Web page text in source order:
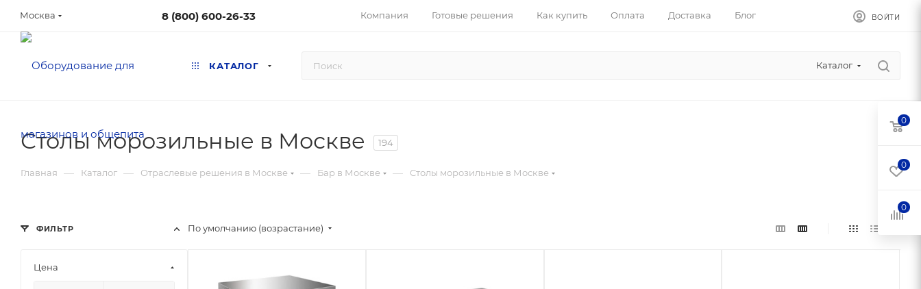
Москва 8 (800) 600-26-33 Компания Готовые решения Как купить Оплата Доставка Блог ВОЙТИ
КАТАЛОГ Каталог
Столы морозильные в Москве 194
Главная — Каталог — Отраслевые решения в Москве — Бар в Москве — Столы морозильные в Москве
По умолчанию (возрастание)
ФИЛЬТР
Цена
0
0
0